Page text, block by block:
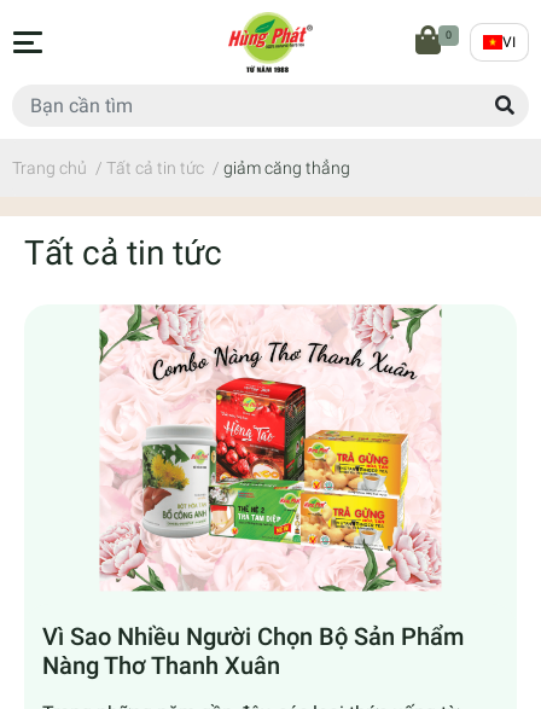
0 VI
Trang chủ / Tất cả tin tức / giảm căng thẳng
Tất cả tin tức
Vì Sao Nhiều Người Chọn Bộ Sản Phẩm
Nàng Thơ Thanh Xuân